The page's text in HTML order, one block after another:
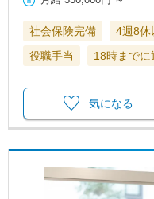
社会保険完備 4週8休
役職手当
18時までに
気になる